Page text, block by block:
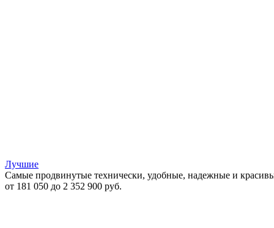
Лучшие
Самые продвинутые технически, удобные, надежные и
от 181 050 до 2 352 900 руб.